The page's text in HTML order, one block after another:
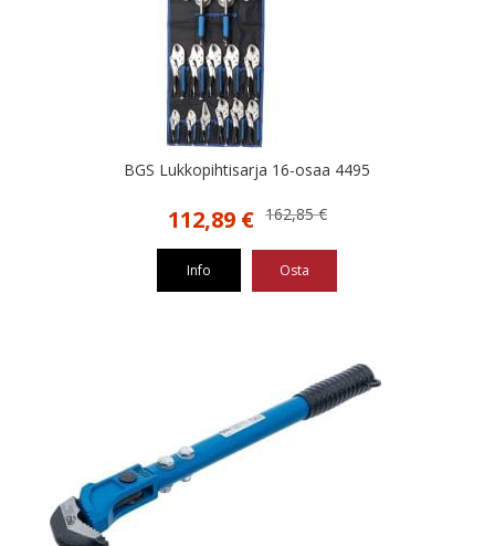
BGS Lukkopihtisarja 16-osaa 4495
162,85€
Alkuperäinen
162,85 €.
112,89 €Nykyinen
112,89 €.
Info Osta